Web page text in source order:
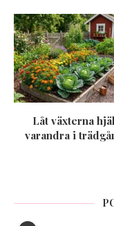
Låt växterna
varandra i